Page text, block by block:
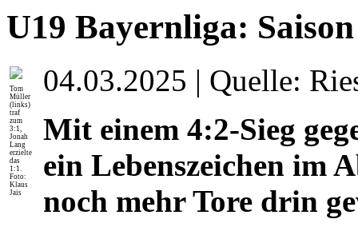
U19 Bayernliga:
Tom
Müller
(links)
traf
zum
3:1,
Jonah
Lang
erzielte
das
1:1.
Foto:
Klaus
Jais
04.03.2025 | Quelle:
Mit einem 4:2-Sieg
ein Lebenszeichen im
noch mehr Tore drin